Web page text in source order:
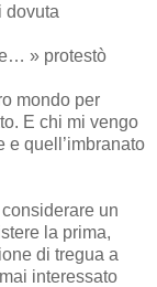
dovuta
» protestò
mondo per
E chi mi vengo
quell’imbranato
un
la prima,
di tregua a
interessato